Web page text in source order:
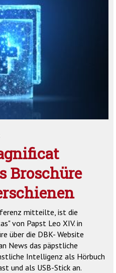
Broschüre
mitteilte, ist die
von Papst Leo XIV. in
über die DBK- Website
News das päpstliche
Intelligenz als Hörbuch
und als USB-Stick an.